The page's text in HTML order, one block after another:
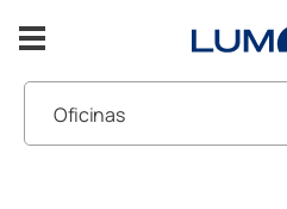
Terrazas
Oficinas